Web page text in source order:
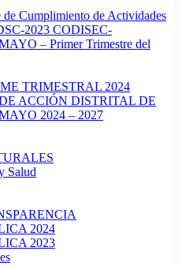
de Cumplimiento de Actividades
2023 CODISEC-
– Primer Trimestre del
TRIMESTRAL 2024
ACCIÓN DISTRITAL DE
2024 – 2027
Salud
2024
2023